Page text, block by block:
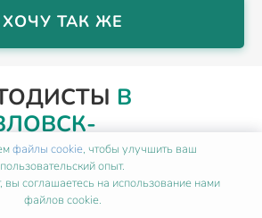
ХОЧУ ТАК ЖЕ
В
файлы cookie, чтобы улучшить ваш
пользовательский опыт.
вы соглашаетесь на использование нами
файлов cookie.